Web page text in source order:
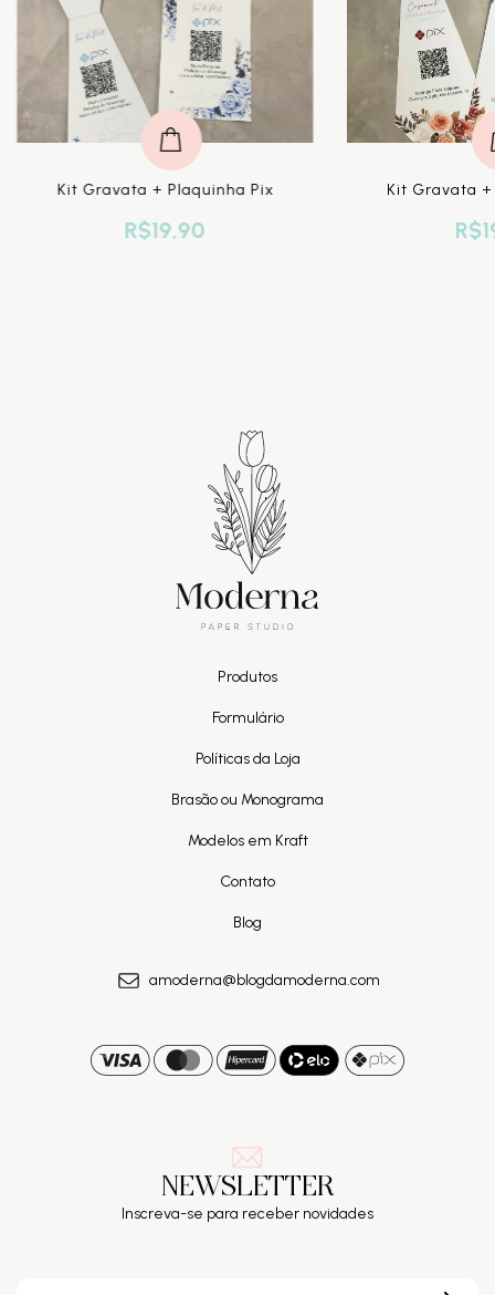
Kit Gravata + Plaquinha Pix
R$19,90
Kit Gravata
Produtos
Formulário
Políticas da Loja
Brasão ou Monograma
Modelos em Kraft
Contato
Blog
amoderna@blogdamoderna.com
NEWSLETTER
Inscreva-se para receber novidades